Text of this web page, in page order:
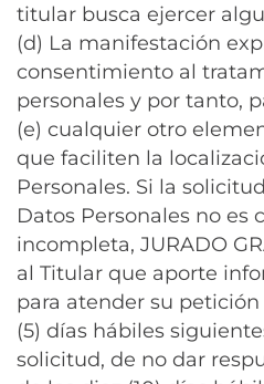
titular busca ejercer
(d) La manifestación
consentimiento al
personales y por tanto,
(e) cualquier otro
que faciliten la
Personales. Si la
Datos Personales no es
incompleta, JURADO
al Titular que aporte
para atender su
(5) días hábiles
solicitud, de no dar